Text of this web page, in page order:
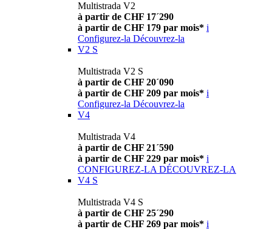
Multistrada V2
à partir de CHF 17´290
à partir de CHF 179 par mois* i
Configurez-la Découvrez-la
V2 S
Multistrada V2 S
à partir de CHF 20´090
à partir de CHF 209 par mois* i
Configurez-la Découvrez-la
V4
Multistrada V4
à partir de CHF 21´590
à partir de CHF 229 par mois* i
CONFIGUREZ-LA DÉCOUVREZ-LA
V4 S
Multistrada V4 S
à partir de CHF 25´290
à partir de CHF 269 par mois* i